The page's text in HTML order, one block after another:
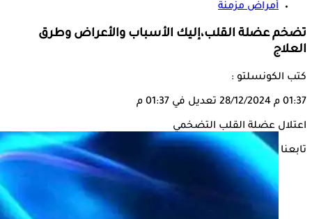
أمراض مزمنة
تضخم عضلة القلب،إليك الأسباب والأعراض وطرق
العلاج
كتب الكونسلتو :
01:37 م 28/12/2024 تعديل في 01:37 م
اعتلال عضلة القلب التضخمي
تابعنا على